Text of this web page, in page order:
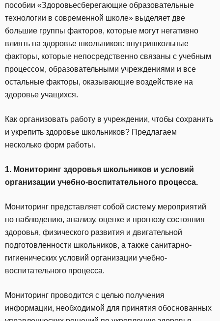
пособии «Здоровьесберегающие образовательные
технологии в современной школе» выделяет две
большие группы факторов, которые могут негативно
влиять на здоровье школьников: внутришкольные
факторы, которые непосредственно связаны с учебным
процессом, образовательными учреждениями и все
остальные факторы, оказывающие воздействие на
здоровье учащихся.
Как организовать работу в учреждении, чтобы сохранить
и укрепить здоровье школьников? Предлагаем
несколько форм работы.
1. Мониторинг здоровья школьников и условий
организации учебно-воспитательного процесса.
Мониторинг представляет собой систему мероприятий
по наблюдению, анализу, оценке и прогнозу состояния
здоровья, физического развития и двигательной
подготовленности школьников, а также санитарно-
гигиенических условий организации учебно-
воспитательного процесса.
Мониторинг проводится с целью получения
информации, необходимой для принятия обоснованных